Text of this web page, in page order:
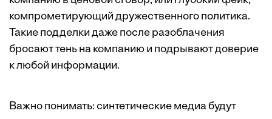
компрометирующий дружественного политика.
Такие подделки даже после разоблачения
бросают тень на компанию и подрывают доверие
к любой информации.
Важно понимать: синтетические медиа будут